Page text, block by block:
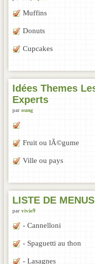
Muffins
Donuts
Cupcakes
Idées Themes
Experts
par oung
Fruit ou lÃ©gume
Ville ou pays
LISTE DE MENUS
par vivie9
- Cannelloni
- Spaguetti au thon
- Lasagnes